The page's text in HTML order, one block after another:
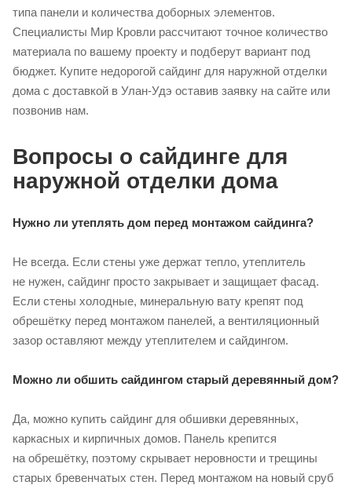
типа панели и количества доборных элементов.
Специалисты Мир Кровли рассчитают точное количество
материала по вашему проекту и подберут вариант под
бюджет. Купите недорогой сайдинг для наружной отделки
дома с доставкой в Улан-Удэ оставив заявку на сайте или
позвонив нам.
Вопросы о сайдинге для
наружной отделки дома
Нужно ли утеплять дом перед монтажом сайдинга?
Не всегда. Если стены уже держат тепло, утеплитель
не нужен, сайдинг просто закрывает и защищает фасад.
Если стены холодные, минеральную вату крепят под
обрешётку перед монтажом панелей, а вентиляционный
зазор оставляют между утеплителем и сайдингом.
Можно ли обшить сайдингом старый деревянный дом?
Да, можно купить сайдинг для обшивки деревянных,
каркасных и кирпичных домов. Панель крепится
на обрешётку, поэтому скрывает неровности и трещины
старых бревенчатых стен. Перед монтажом на новый сруб